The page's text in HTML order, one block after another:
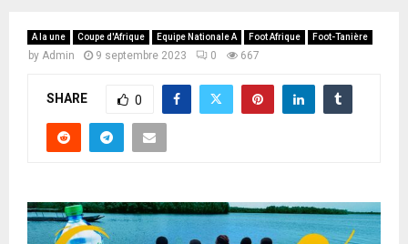
A la une Coupe d'Afrique Equipe Nationale A Foot Afrique Foot-Tanière
by Admin 9 septembre 2023 0 667
SHARE 0